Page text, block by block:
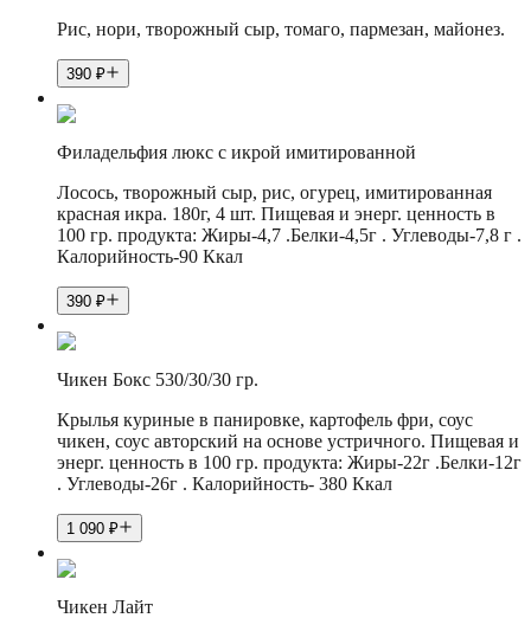
Рис, нори, творожный сыр, томаго, пармезан, майонез.
390 ₽
Филадельфия люкс с икрой имитированной
Лосось, творожный сыр, рис, огурец, имитированная
красная икра. 180г, 4 шт. Пищевая и энерг. ценность в
100 гр. продукта: Жиры-4,7 .Белки-4,5г . Углеводы-7,8 г .
Калорийность-90 Ккал
390 ₽
Чикен Бокс 530/30/30 гр.
Крылья куриные в панировке, картофель фри, соус
чикен, соус авторский на основе устричного. Пищевая и
энерг. ценность в 100 гр. продукта: Жиры-22г .Белки-12г
. Углеводы-26г . Калорийность- 380 Ккал
1 090 ₽
Чикен Лайт